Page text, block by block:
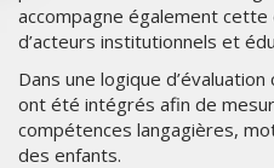
accompagne également cette
d’acteurs institutionnels et
Dans une logique
ont été intégrés afin de
compétences langagières,
des enfants.